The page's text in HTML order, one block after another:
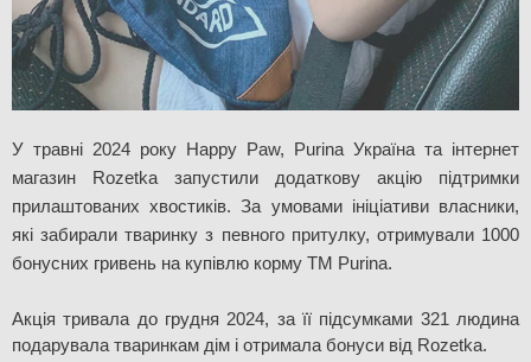
У травні 2024 року Happy Paw, Purina Україна та інтернет
магазин Rozetka запустили додаткову акцію підтримки
прилаштованих хвостиків. За умовами ініціативи власники,
які забирали тваринку з певного притулку, отримували 1000
бонусних гривень на купівлю корму ТМ Purina.
Акція тривала до грудня 2024, за її підсумками 321 людина
подарувала тваринкам дім і отримала бонуси від Rozetka.